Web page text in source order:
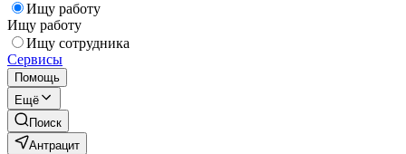
Ищу работу
Ищу работу
Ищу сотрудника
Сервисы
Помощь
Ещё
Поиск
Антрацит